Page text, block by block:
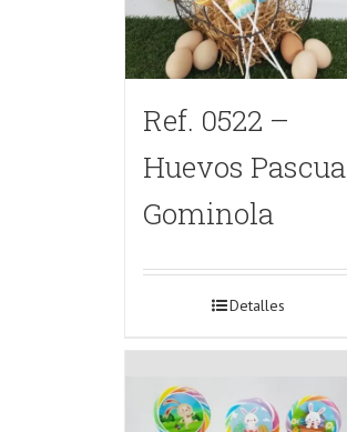
Ref. 0522 –
Huevos Pascua
Gominola
Detalles